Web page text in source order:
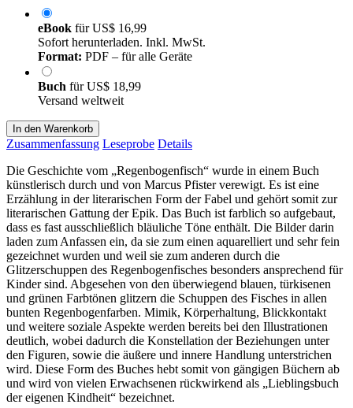
eBook fürUS$ 16,99
Sofort herunterladen. Inkl. MwSt.
Format: PDF – für alle Geräte
Buch fürUS$ 18,99
Versand weltweit
In den Warenkorb
Zusammenfassung Leseprobe Details
Die Geschichte vom „Regenbogenfisch“ wurde in einem Buch
künstlerisch durch und von Marcus Pfister verewigt. Es ist eine
Erzählung in der literarischen Form der Fabel und gehört somit zur
literarischen Gattung der Epik. Das Buch ist farblich so aufgebaut,
dass es fast ausschließlich bläuliche Töne enthält. Die Bilder darin
laden zum Anfassen ein, da sie zum einen aquarelliert und sehr fein
gezeichnet wurden und weil sie zum anderen durch die
Glitzerschuppen des Regenbogenfisches besonders ansprechend für
Kinder sind. Abgesehen von den überwiegend blauen, türkisenen
und grünen Farbtönen glitzern die Schuppen des Fisches in allen
bunten Regenbogenfarben. Mimik, Körperhaltung, Blickkontakt
und weitere soziale Aspekte werden bereits bei den Illustrationen
deutlich, wobei dadurch die Konstellation der Beziehungen unter
den Figuren, sowie die äußere und innere Handlung unterstrichen
wird. Diese Form des Buches hebt somit von gängigen Büchern ab
und wird von vielen Erwachsenen rückwirkend als „Lieblingsbuch
der eigenen Kindheit“ bezeichnet.